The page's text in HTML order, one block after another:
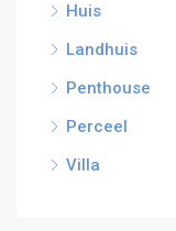
Huis
Landhuis
Penthouse
Perceel
Villa